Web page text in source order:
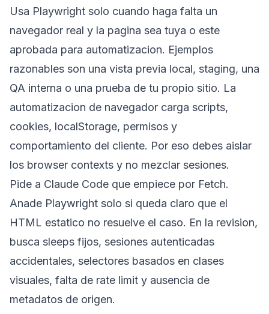
Usa Playwright solo cuando haga falta un
navegador real y la pagina sea tuya o este
aprobada para automatizacion. Ejemplos
razonables son una vista previa local, staging, una
QA interna o una prueba de tu propio sitio. La
automatizacion de navegador carga scripts,
cookies, localStorage, permisos y
comportamiento del cliente. Por eso debes aislar
los browser contexts y no mezclar sesiones.
Pide a Claude Code que empiece por Fetch.
Anade Playwright solo si queda claro que el
HTML estatico no resuelve el caso. En la revision,
busca sleeps fijos, sesiones autenticadas
accidentales, selectores basados en clases
visuales, falta de rate limit y ausencia de
metadatos de origen.